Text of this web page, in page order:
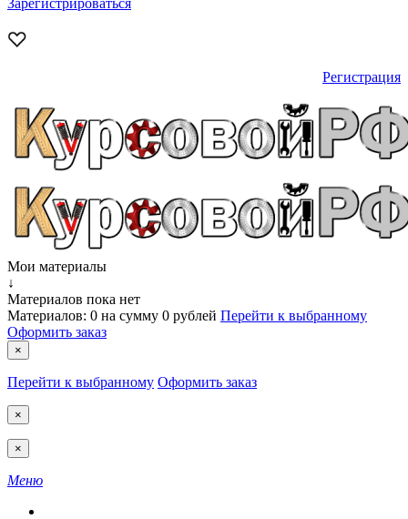
Зарегистрироваться
Регистрация
Мои материалы
↓
Материалов пока нет
Материалов: 0 на сумму 0 рублей Перейти к выбранному
Оформить заказ
×
Перейти к выбранному Оформить заказ
×
×
Меню